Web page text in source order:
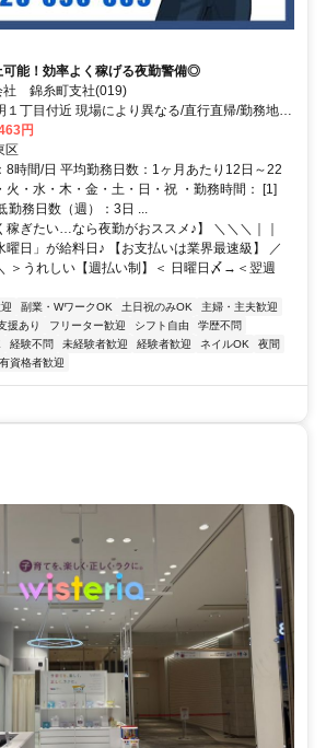
能！効率よく稼げる夜勤警備◎
社 錦糸町支社(019)
１丁目付近 現場により異なる/直行直帰/勤務地相
不要■即日勤務
円
区
8時間/日 平均勤務日数：1ヶ月あたり12日～22
火・水・木・金・土・日・祝 ・勤務時間： [1]
勤務日数（週）：3日 ...
稼ぎたい…なら夜勤がおススメ♪】 ＼＼＼｜｜
曜日」が給料日♪ 【お支払いは業界最速級】 ／
＞うれしい【週払い制】＜ 日曜日〆→＜翌週
副業・WワークOK 土日祝のみOK
主婦・主夫歓迎
援あり フリーター歓迎 シフト自由
学歴不問
経験不問 未経験者歓迎 経験者歓迎 ネイルOK
夜間
有資格者歓迎